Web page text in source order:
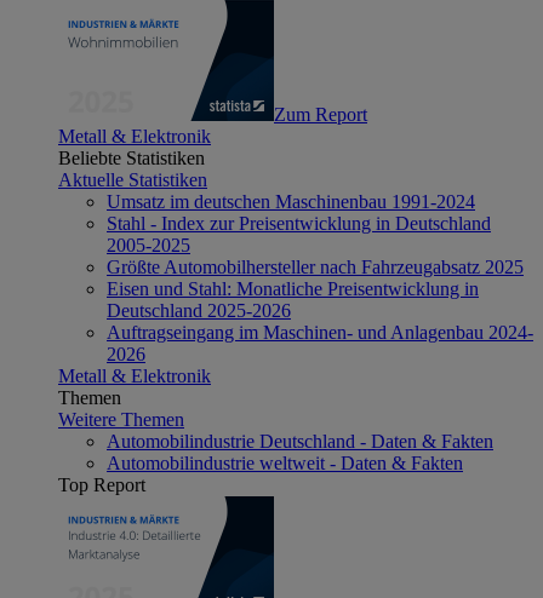
Zum Report
Metall & Elektronik
Beliebte Statistiken
Aktuelle Statistiken
Umsatz im deutschen Maschinenbau 1991-2024
Stahl - Index zur Preisentwicklung in Deutschland
2005-2025
Größte Automobilhersteller nach Fahrzeugabsatz 2025
Eisen und Stahl: Monatliche Preisentwicklung in
Deutschland 2025-2026
Auftragseingang im Maschinen- und Anlagenbau 2024-
2026
Metall & Elektronik
Themen
Weitere Themen
Automobilindustrie Deutschland - Daten & Fakten
Automobilindustrie weltweit - Daten & Fakten
Top Report